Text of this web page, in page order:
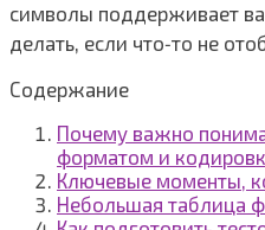
символы поддерживает
делать, если что‑то не
Содержание
Почему важно
форматом и
Ключевые моменты,
Небольшая таблица